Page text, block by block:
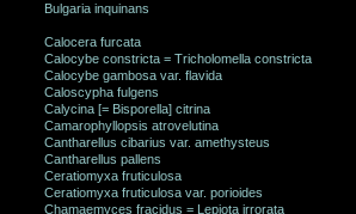
Bulgaria inquinans
Calocera furcata
Calocybe constricta = Tricholomella constricta
Calocybe gambosa var. flavida
Caloscypha fulgens
Calycina [= Bisporella] citrina
Camarophyllopsis atrovelutina
Cantharellus cibarius var. amethysteus
Cantharellus pallens
Ceratiomyxa fruticulosa
Ceratiomyxa fruticulosa var. porioides
Chamaemyces fracidus = Lepiota irrorata